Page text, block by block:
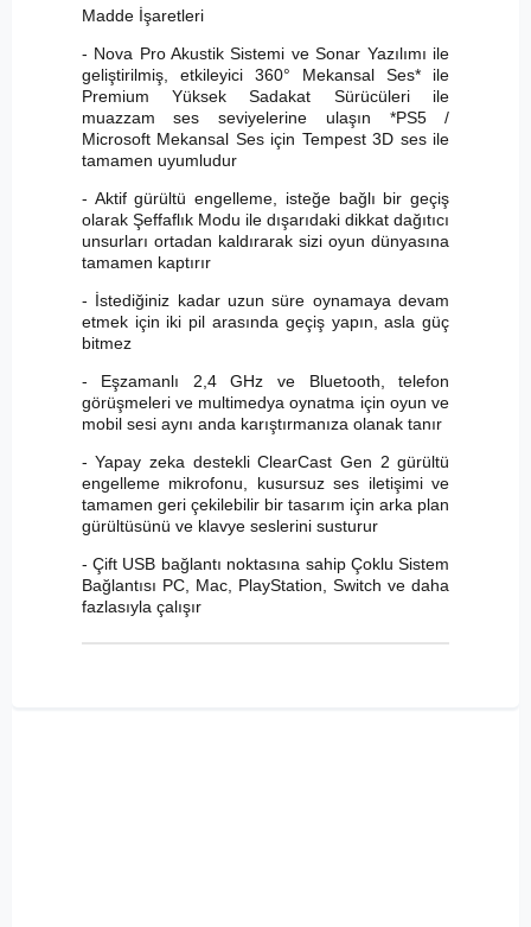
Madde İşaretleri
- Nova Pro Akustik Sistemi ve Sonar Yazılımı ile
geliştirilmiş, etkileyici 360° Mekansal Ses* ile
Premium Yüksek Sadakat Sürücüleri ile
muazzam ses seviyelerine ulaşın *PS5 /
Microsoft Mekansal Ses için Tempest 3D ses ile
tamamen uyumludur
- Aktif gürültü engelleme, isteğe bağlı bir geçiş
olarak Şeffaflık Modu ile dışarıdaki dikkat dağıtıcı
unsurları ortadan kaldırarak sizi oyun dünyasına
tamamen kaptırır
- İstediğiniz kadar uzun süre oynamaya devam
etmek için iki pil arasında geçiş yapın, asla güç
bitmez
- Eşzamanlı 2,4 GHz ve Bluetooth, telefon
görüşmeleri ve multimedya oynatma için oyun ve
mobil sesi aynı anda karıştırmanıza olanak tanır
- Yapay zeka destekli ClearCast Gen 2 gürültü
engelleme mikrofonu, kusursuz ses iletişimi ve
tamamen geri çekilebilir bir tasarım için arka plan
gürültüsünü ve klavye seslerini susturur
- Çift USB bağlantı noktasına sahip Çoklu Sistem
Bağlantısı PC, Mac, PlayStation, Switch ve daha
fazlasıyla çalışır